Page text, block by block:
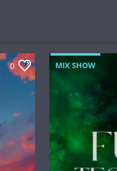
0 MIX SHOW